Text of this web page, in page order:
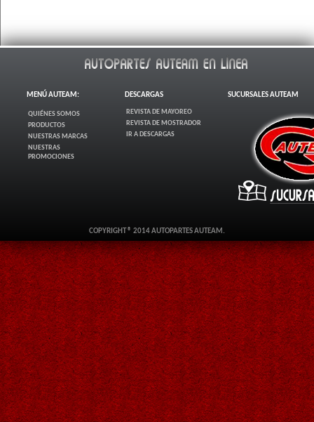
MENÚ AUTEAM:
QUIÉNES SOMOS
PRODUCTOS
NUESTRAS MARCAS
NUESTRAS
PROMOCIONES
DESCARGAS
REVISTA DE MAYOREO
REVISTA DE MOSTRADOR
IR A DESCARGAS
SUCURSALES AUTEAM
COPYRIGHT ® 2014 AUTOPARTES AUTEAM.